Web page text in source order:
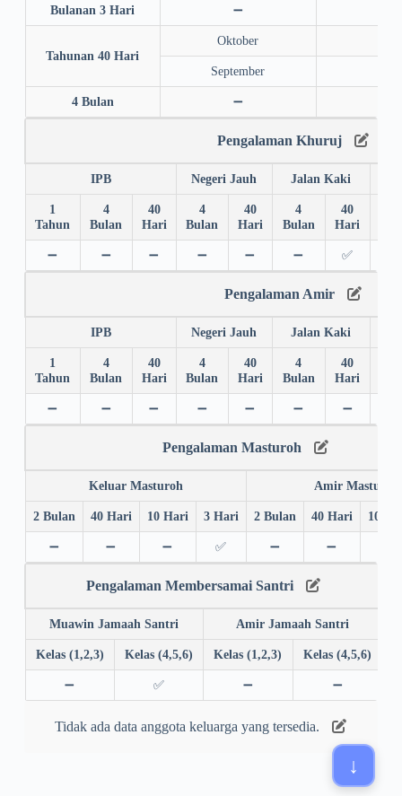
Bulanan 3 Hari ➖
Tahunan 40 Hari
Oktober
September
4 Bulan ➖
Pengalaman Khuruj
IPB Negeri Jauh Jalan Kaki
1
Tahun
4
Bulan
40
Hari
4
Bulan
40
Hari
4
Bulan
40
Hari
➖ ➖ ➖ ➖ ➖ ➖ ✅
Pengalaman Amir
IPB Negeri Jauh Jalan Kaki
1
Tahun
4
Bulan
40
Hari
4
Bulan
40
Hari
4
Bulan
40
Hari
➖ ➖ ➖ ➖ ➖ ➖ ➖
Pengalaman Masturoh
Keluar Masturoh Amir Masturoh
2 Bulan 40 Hari 10 Hari 3 Hari 2 Bulan 40 Hari 10
➖ ➖ ➖ ✅ ➖ ➖
Pengalaman Membersamai Santri
Muawin Jamaah Santri Amir Jamaah Santri
Kelas (1,2,3) Kelas (4,5,6) Kelas (1,2,3) Kelas (4,5,6)
➖ ✅ ➖ ➖
Tidak ada data anggota keluarga yang tersedia.